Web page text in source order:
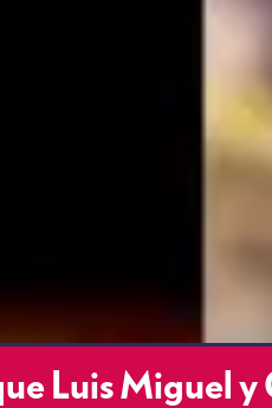
Luis Miguel